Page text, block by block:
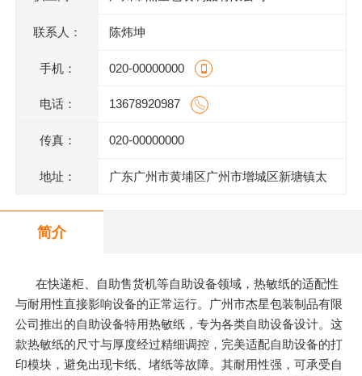
联系人： 陈炜坤
手机： 020-00000000
电话： 13678920987
传真： 020-00000000
地址： 广东广州市黄埔区广州市增城区新塘镇太
简介
在快递柜、自助售货机等自助设备领域，热敏纸的适配性
与耐用性直接影响设备的正常运行。广州市杰星包装制品有限
公司推出的自助设备特用热敏纸，专为各类自助设备设计。这
款热敏纸的尺寸与厚度经过精细调控，完美适配自助设备的打
印模块，避免出现卡纸、堵纸等故障。其耐用性强，可承受自